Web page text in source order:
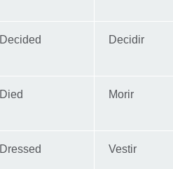
Decided Decidir
Died Morir
Dressed Vestir